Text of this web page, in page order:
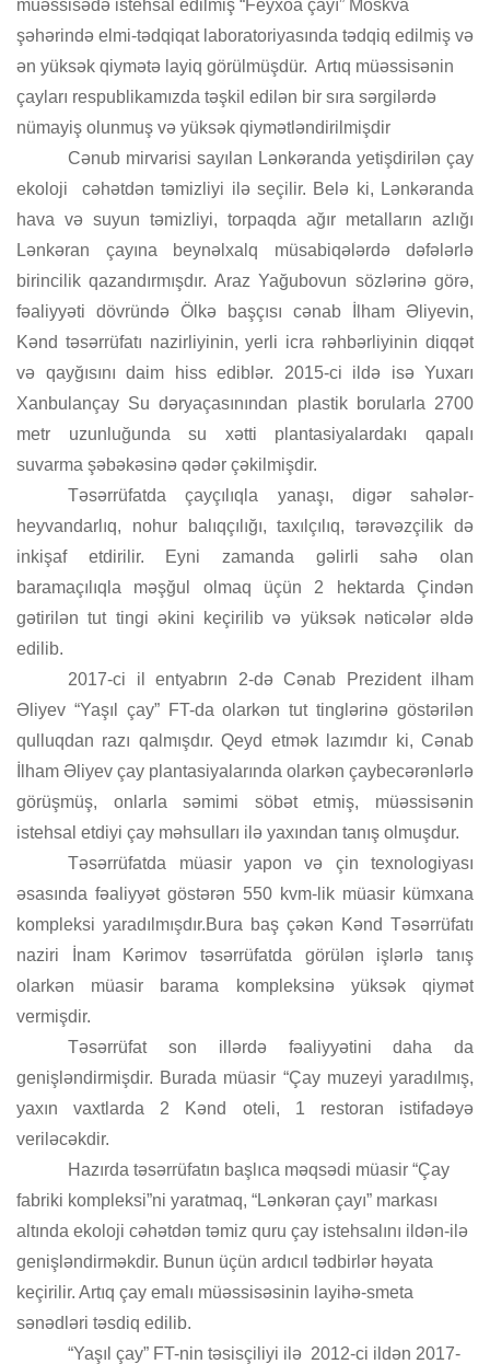
müəssisədə istehsal edilmiş “Feyxoa çayı” Moskva
şəhərində elmi-tədqiqat laboratoriyasında tədqiq edilmiş və
ən yüksək qiymətə layiq görülmüşdür. Artıq müəssisənin
çayları respublikamızda təşkil edilən bir sıra sərgilərdə
nümayiş olunmuş və yüksək qiymətləndirilmişdir
Cənub mirvarisi sayılan Lənkəranda yetişdirilən çay
ekoloji
cəhətdən təmizliyi ilə seçilir. Belə ki, Lənkəranda
hava və suyun təmizliyi, torpaqda ağır metalların azlığı
Lənkəran çayına beynəlxalq müsabiqələrdə dəfələrlə
birincilik qazandırmışdır. Araz Yağubovun sözlərinə görə,
fəaliyyəti dövründə Ölkə başçısı cənab İlham Əliyevin,
Kənd təsərrüfatı nazirliyinin, yerli icra rəhbərliyinin diqqət
və qayğısını daim hiss ediblər. 2015-ci ildə isə Yuxarı
Xanbulançay Su dəryaçasınından plastik borularla 2700
metr uzunluğunda su xətti plantasiyalardakı qapalı
suvarma şəbəkəsinə qədər çəkilmişdir.
Təsərrüfatda çayçılıqla yanaşı, digər sahələr-
heyvandarlıq, nohur balıqçılığı, taxılçılıq, tərəvəzçilik də
inkişaf etdirilir. Eyni zamanda gəlirli sahə olan
baramaçılıqla məşğul olmaq üçün 2 hektarda Çindən
gətirilən tut tingi əkini keçirilib və yüksək nəticələr əldə
edilib.
2017-ci il entyabrın 2-də Cənab Prezident ilham
Əliyev “Yaşıl çay” FT-da olarkən tut tinglərinə göstərilən
qulluqdan razı qalmışdır. Qeyd etmək lazımdır ki, Cənab
İlham Əliyev çay plantasiyalarında olarkən çaybecərənlərlə
görüşmüş, onlarla səmimi söbət etmiş, müəssisənin
istehsal etdiyi çay məhsulları ilə yaxından tanış olmuşdur.
Təsərrüfatda müasir yapon və çin texnologiyası
əsasında fəaliyyət göstərən 550 kvm-lik müasir kümxana
kompleksi yaradılmışdır.Bura baş çəkən Kənd Təsərrüfatı
naziri İnam Kərimov təsərrüfatda görülən işlərlə tanış
olarkən müasir barama kompleksinə yüksək qiymət
vermişdir.
Təsərrüfat son illərdə fəaliyyətini daha da
genişləndirmişdir. Burada müasir “Çay muzeyi yaradılmış,
yaxın vaxtlarda 2 Kənd oteli, 1 restoran istifadəyə
veriləcəkdir.
Hazırda təsərrüfatın başlıca məqsədi müasir “Çay
fabriki kompleksi”ni yaratmaq, “Lənkəran çayı” markası
altında ekoloji cəhətdən təmiz quru çay istehsalını ildən-ilə
genişləndirməkdir. Bunun üçün ardıcıl tədbirlər həyata
keçirilir. Artıq çay emalı müəssisəsinin layihə-smeta
sənədləri təsdiq edilib.
“Yaşıl çay” FT-nin təsisçiliyi ilə 2012-ci ildən 2017-